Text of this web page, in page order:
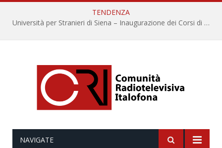
TENDENZA
Università per Stranieri di Siena – Inaugurazione dei Corsi di Lingua e Cultura Italiana, 109a annata
NAVIGATE